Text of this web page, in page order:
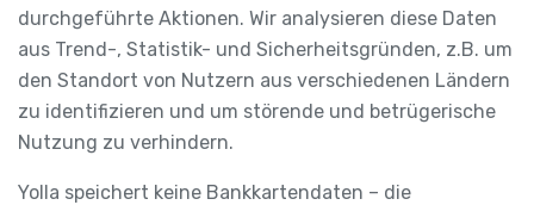
durchgeführte Aktionen. Wir analysieren diese Daten
aus Trend-, Statistik- und Sicherheitsgründen, z.B. um
den Standort von Nutzern aus verschiedenen Ländern
zu identifizieren und um störende und betrügerische
Nutzung zu verhindern.
Yolla speichert keine Bankkartendaten – die